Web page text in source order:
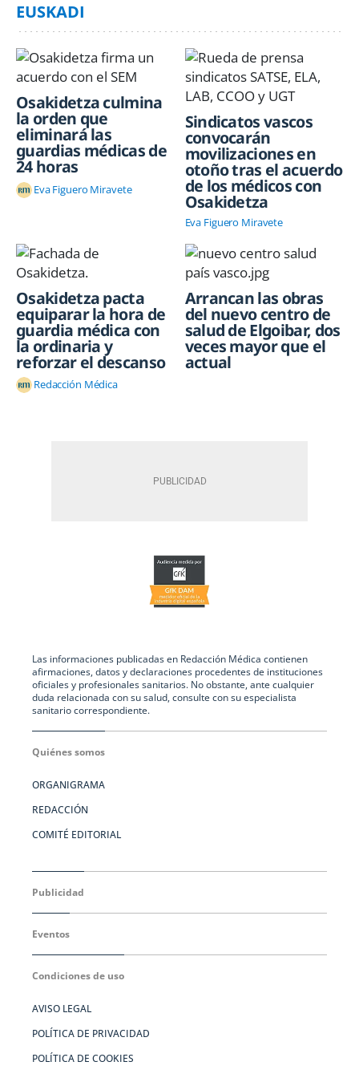
EUSKADI
Osakidetza culmina
la orden que
eliminará las
guardias médicas de
24 horas
Eva Figuero Miravete
Sindicatos vascos
convocarán
movilizaciones en
otoño tras el acuerdo
de los médicos con
Osakidetza
Eva Figuero Miravete
Osakidetza pacta
equiparar la hora de
guardia médica con
la ordinaria y
reforzar el descanso
Redacción Médica
Arrancan las obras
del nuevo centro de
salud de Elgoibar, dos
veces mayor que el
actual
Las informaciones publicadas en Redacción Médica contienen
afirmaciones, datos y declaraciones procedentes de instituciones
oficiales y profesionales sanitarios. No obstante, ante cualquier
duda relacionada con su salud, consulte con su especialista
sanitario correspondiente.
Quiénes somos
ORGANIGRAMA
REDACCIÓN
COMITÉ EDITORIAL
Publicidad
Eventos
Condiciones de uso
AVISO LEGAL
POLÍTICA DE PRIVACIDAD
POLÍTICA DE COOKIES